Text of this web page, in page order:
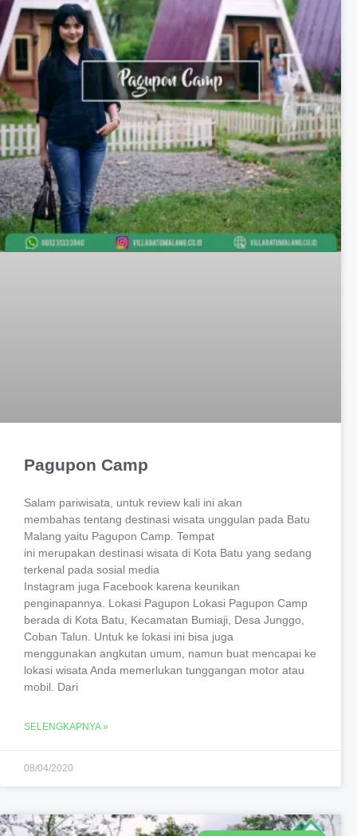
Pagupon Camp
Salam pariwisata, untuk review kali ini akan
membahas tentang destinasi wisata unggulan pada Batu
Malang yaitu Pagupon Camp. Tempat
ini merupakan destinasi wisata di Kota Batu yang sedang
terkenal pada sosial media
Instagram juga Facebook karena keunikan
penginapannya. Lokasi Pagupon Lokasi Pagupon Camp
berada di Kota Batu, Kecamatan Bumiaji, Desa Junggo,
Coban Talun. Untuk ke lokasi ini bisa juga
menggunakan angkutan umum, namun buat mencapai ke
lokasi wisata Anda memerlukan tunggangan motor atau
mobil. Dari
SELENGKAPNYA »
08/04/2020